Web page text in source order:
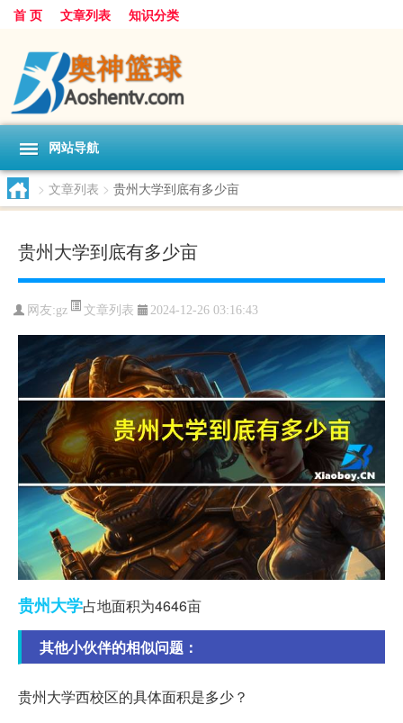
首 页 文章列表 知识分类
网站导航
> 文章列表 > 贵州大学到底有多少亩
贵州大学到底有多少亩
网友:gz 文章列表 2024-12-26 03:16:43
贵州大学占地面积为4646亩
其他小伙伴的相似问题：
贵州大学西校区的具体面积是多少？